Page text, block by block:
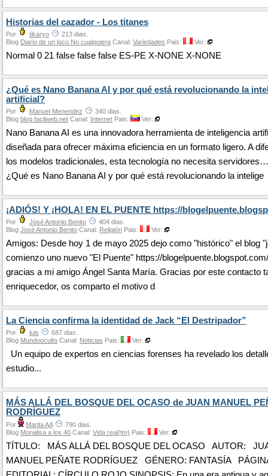
Historias del cazador - Los titanes
Por Iikaryo
213 dias.
Blog Diario de un loco No cualquiera Canal: Variedades Pais: Ver:
Normal 0 21 false false false ES-PE X-NONE X-NONE
¿Qué es Nano Banana AI y por qué está revolucionando la
artificial?
Por Manuel Menendez
340 dias.
Blog blog.facilweb.net Canal: Internet Pais: Ver:
Nano Banana AI es una innovadora herramienta de inteligencia
diseñada para ofrecer máxima eficiencia en un formato ligero. A
los modelos tradicionales, esta tecnología no necesita
¿Qué es Nano Banana AI y por qué está revolucionando la intelige
¡ADIÓS! Y ¡HOLA! EN EL PUENTE https://
Por José Antonio Benito
404 dias.
Blog José Antonio Benito Canal: Religión Pais: Ver:
Amigos: Desde hoy 1 de mayo 2025 dejo como "histórico" el blog
comienzo uno nuevo "El Puente" https://
gracias a mi amigo Ángel Santa María. Gracias por este contacto
enriquecedor, os comparto el motivo d
La Ciencia confirma la identidad de Jack “El Destripador”
Por luis
687 dias.
Blog Mundooculto Canal: Noticias Pais: Ver:
Un equipo de expertos en ciencias forenses ha revelado los
estudio...
MÁS ALLÁ DEL BOSQUE DEL OCASO de JUAN MANUEL
RODRÍGUEZ
Por Marita AA
790 dias.
Blog Monalisa a los 40 Canal: Vida real(tm) Pais: Ver:
TÍTULO: MÁS ALLÁ DEL BOSQUE DEL OCASO AUTOR:
MANUEL PEÑATE RODRÍGUEZ GÉNERO: FANTASÍA